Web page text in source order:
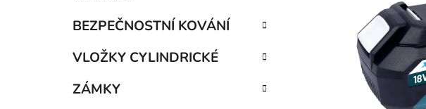
BEZPEČNOSTNÍ KOVÁNÍ
VLOŽKY CYLINDRICKÉ
ZÁMKY